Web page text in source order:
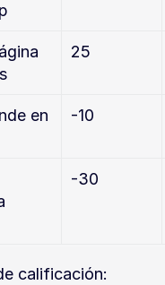
25
en
-10
-30
calificación: